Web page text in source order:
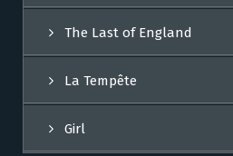
The Last of England
La Tempête
Girl